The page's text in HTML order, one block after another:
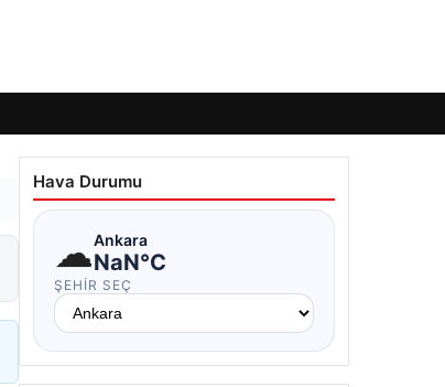
Hava Durumu
☁Ankara
NaN°C
ŞEHIR SEÇ